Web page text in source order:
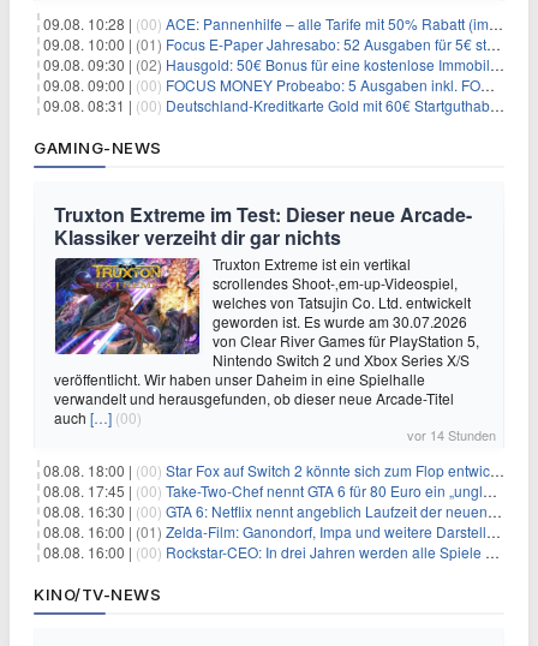
09.08. 10:28 | (00) ACE: Pannenhilfe – alle Tarife mit 50% Rabatt (im ersten Jahr)
09.08. 10:00 | (01) Focus E-Paper Jahresabo: 52 Ausgaben für 5€ statt 207,48€ – per Formular kündbar!
09.08. 09:30 | (02) Hausgold: 50€ Bonus für eine kostenlose Immobilienbewertung
09.08. 09:00 | (00) FOCUS MONEY Probeabo: 5 Ausgaben inkl. FOCUS+ Zugang für 5€
09.08. 08:31 | (00) Deutschland-Kreditkarte Gold mit 60€ Startguthaben (45€ Gewinn)
GAMING-NEWS
Truxton Extreme im Test: Dieser neue Arcade-
Klassiker verzeiht dir gar nichts
Truxton Extreme ist ein vertikal
scrollendes Shoot-‚em-up-Videospiel,
welches von Tatsujin Co. Ltd. entwickelt
geworden ist. Es wurde am 30.07.2026
von Clear River Games für PlayStation 5,
Nintendo Switch 2 und Xbox Series X/S
veröffentlicht. Wir haben unser Daheim in eine Spielhalle
verwandelt und herausgefunden, ob dieser neue Arcade-Titel
auch […] (00)
vor 14 Stunden
08.08. 18:00 | (00) Star Fox auf Switch 2 könnte sich zum Flop entwickeln
08.08. 17:45 | (00) Take-Two-Chef nennt GTA 6 für 80 Euro ein „unglaubliches Schnäppchen“
08.08. 16:30 | (00) GTA 6: Netflix nennt angeblich Laufzeit der neuen Gameplay-Präsentation
08.08. 16:00 | (01) Zelda-Film: Ganondorf, Impa und weitere Darsteller sollen feststehen
08.08. 16:00 | (00) Rockstar-CEO: In drei Jahren werden alle Spiele gestreamt
KINO/TV-NEWS